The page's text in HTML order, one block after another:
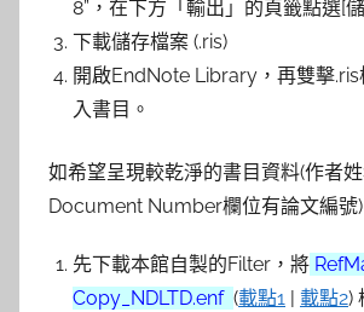
8”，在下方「輸出」的頁籤點選[
下載儲存檔案 (.ris)
開啟EndNote Library，再雙擊.ris
入書目。
如希望呈現較乾淨的書目資料(作者
Document Number欄位有論文編號)
先下載本館自製的Filter，將
Copy_NDLTD.enf (載點1 載點2)